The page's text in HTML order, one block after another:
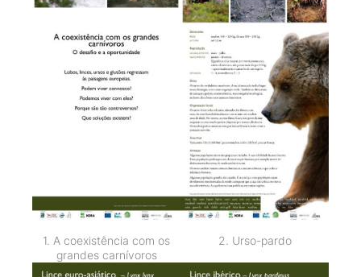
1. A coexistência com os
grandes carnívoros
2. Urso-pardo